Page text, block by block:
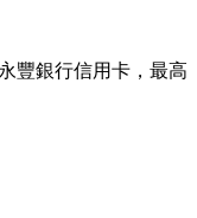
豐銀行信用卡，最高